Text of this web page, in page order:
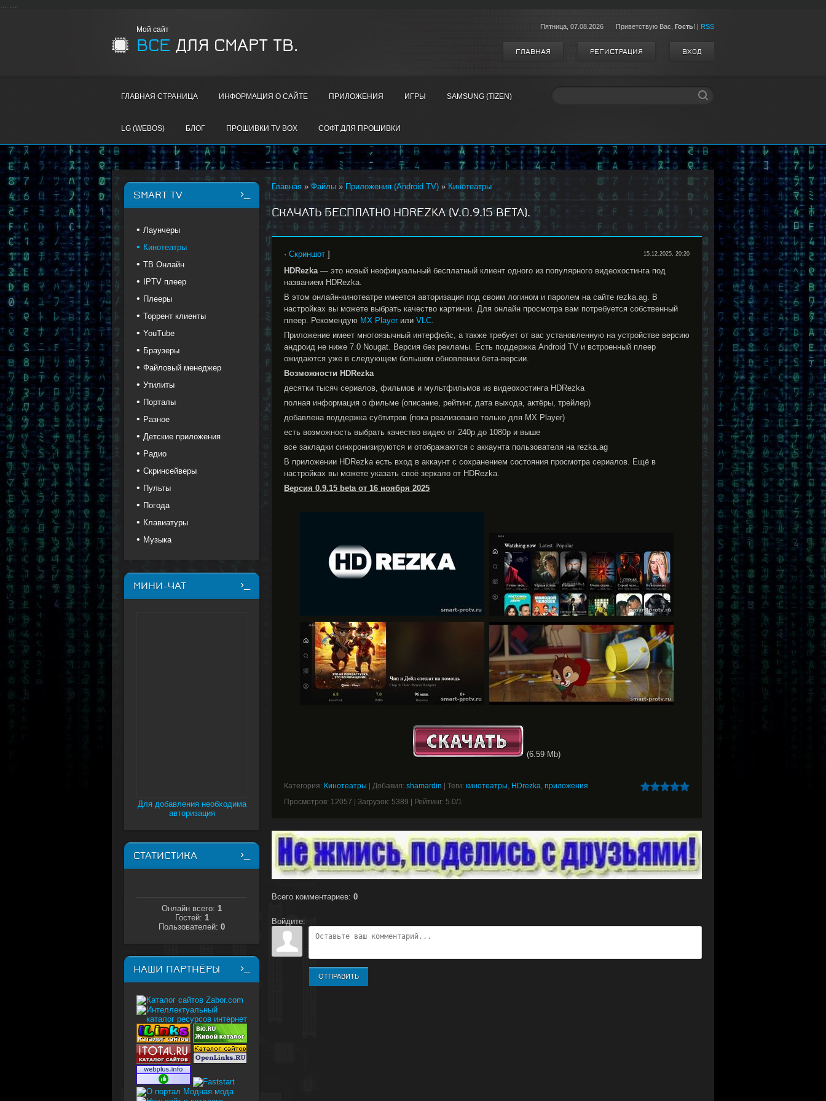
... ...
Мой сайт
ВСЕ ДЛЯ СМАРТ ТВ.
Пятница, 07.08.2026 Приветствую Вас Гость! | RSS
ГЛАВНАЯ РЕГИСТРАЦИЯ ВХОД
ГЛАВНАЯ СТРАНИЦА ИНФОРМАЦИЯ О САЙТЕ ПРИЛОЖЕНИЯ ИГРЫ SAMSUNG (TIZEN)
LG (WEBOS) БЛОГ ПРОШИВКИ TV BOX СОФТ ДЛЯ ПРОШИВКИ
Главная » Файлы » Приложения (Android TV) » Кинотеатры
СКАЧАТЬ БЕСПЛАТНО HDREZKA (V.0.9.15 BETA).
· Скриншот ] 15.12.2025, 20:20
HDRezka— это новый неофициальный бесплатный клиент одного из популярного видеохостинга под
названием HDRezka.
В этом онлайн-кинотеатре имеется авторизация под своим логином и паролем на сайте rezka.ag. В
настройках вы можете выбрать качество картинки. Для онлайн просмотра вам потребуется собственный
плеер. Рекомендую MX Playerили VLC.
Приложение имеет многоязычный интерфейс, а также требует от вас установленную на устройстве версию
андроид не ниже 7.0 Nougat. Версия без рекламы. Есть поддержка Android TV и встроенный плеер
ожидаются уже в следующем большом обновлении бета-версии.
Возможности HDRezka
десятки тысяч сериалов, фильмов и мультфильмов из видеохостинга HDRezka
полная информация о фильме (описание, рейтинг, дата выхода, актёры, трейлер)
добавлена поддержка субтитров (пока реализовано только для MX Player)
есть возможность выбрать качество видео от 240p до 1080p и выше
все закладки синхронизируются и отображаются с аккаунта пользователя на rezka.ag
В приложении HDRezka есть вход в аккаунт с сохранением состояния просмотра сериалов. Ещё в
настройках вы можете указать своё зеркало от HDRezka.
Версия 0.9.15 beta от 16 ноября 2025
(6.59 Mb)
Категория: Кинотеатры Добавил: shamardin Теги: кинотеатры, HDrezka, приложения
Просмотров: 12057 Загрузок: 5389 Рейтинг: 5.0/1
Всего комментариев: 0
Войдите:
ОТПРАВИТЬ
SMART TV
Лаунчеры
Кинотеатры
ТВ Онлайн
IPTV плеер
Плееры
Торрент клиенты
YouTube
Браузеры
Файловый менеджер
Утилиты
Порталы
Разное
Детские приложения
Радио
Скринсейверы
Пульты
Погода
Клавиатуры
Музыка
МИНИ-ЧАТ
Для добавления необходима
авторизация
СТАТИСТИКА
Онлайн всего: 1
Гостей: 1
Пользователей: 0
НАШИ ПАРТНЁРЫ